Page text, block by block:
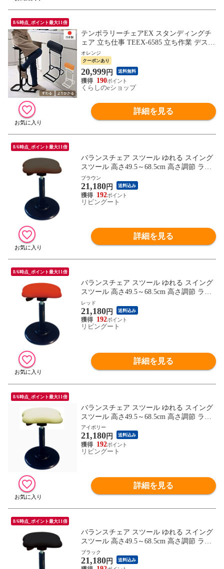
8/6時点_ポイント最大11倍
テンポラリーチェアEX スタンディングチ
ェア 立ち仕事 TEEX-6585 立ち作業 デスク
ワーク テレワーク 接客 レジ打ち 足腰 姿
勢 カウンターチェア チェア 椅子 ルネセイ
コウ 【送料無料】
オレンジ
クーポンあり
20,999円 送料無料
190
くらしのeショップ
詳細を見る
8/6時点_ポイント最大11倍
バランスチェア スツール ゆれる スイング
スツール 高さ49.5～68.5cm 高さ調節 ラフ
レシアチェア テレワーク （ イス オフィス
チェア 揺れる スタンディング 立ち仕事 ス
タンディングチェアカウンターチェア ）
【 ブラウン 】
ブラウン
21,180円 送料込み
192
リビングート
詳細を見る
8/6時点_ポイント最大11倍
バランスチェア スツール ゆれる スイング
スツール 高さ49.5～68.5cm 高さ調節 ラフ
レシアチェア テレワーク （ イス オフィス
チェア 揺れる スタンディング 立ち仕事 ス
タンディングチェアカウンターチェア ）
【 レッド 】
レッド
21,180円 送料込み
192
リビングート
詳細を見る
8/6時点_ポイント最大11倍
バランスチェア スツール ゆれる スイング
スツール 高さ49.5～68.5cm 高さ調節 ラフ
レシアチェア テレワーク （ イス オフィス
チェア 揺れる スタンディング 立ち仕事 ス
タンディングチェアカウンターチェア ）
【 アイボリー 】
アイボリー
21,180円 送料込み
192
リビングート
詳細を見る
8/6時点_ポイント最大11倍
バランスチェア スツール ゆれる スイング
スツール 高さ49.5～68.5cm 高さ調節 ラフ
レシアチェア テレワーク （ イス オフィス
チェア 揺れる スタンディング 立ち仕事 ス
ブラック
21,180円 送料込み